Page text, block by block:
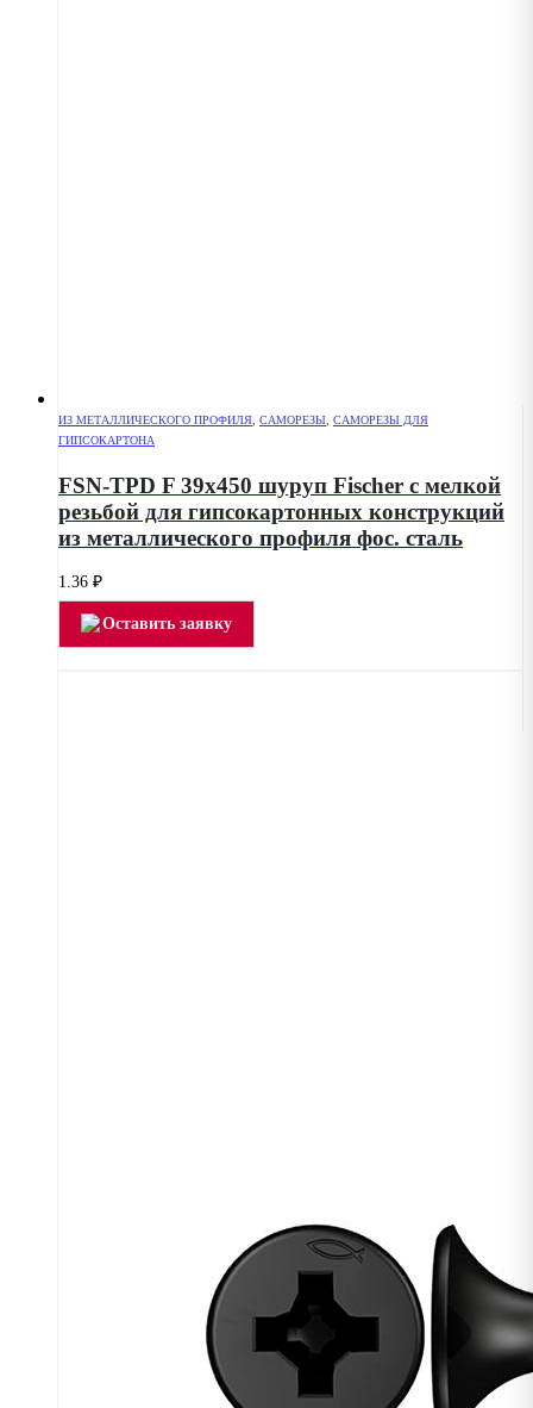
ИЗ МЕТАЛЛИЧЕСКОГО ПРОФИЛЯ САМОРЕЗЫ САМОРЕЗЫ ДЛЯ
ГИПСОКАРТОНА
FSN-TPD F 39х450 шуруп Fischer с мелкой
резьбой для гипсокартонных конструкций
из металлического профиля фос. сталь
1.36 ₽
Оставить заявку